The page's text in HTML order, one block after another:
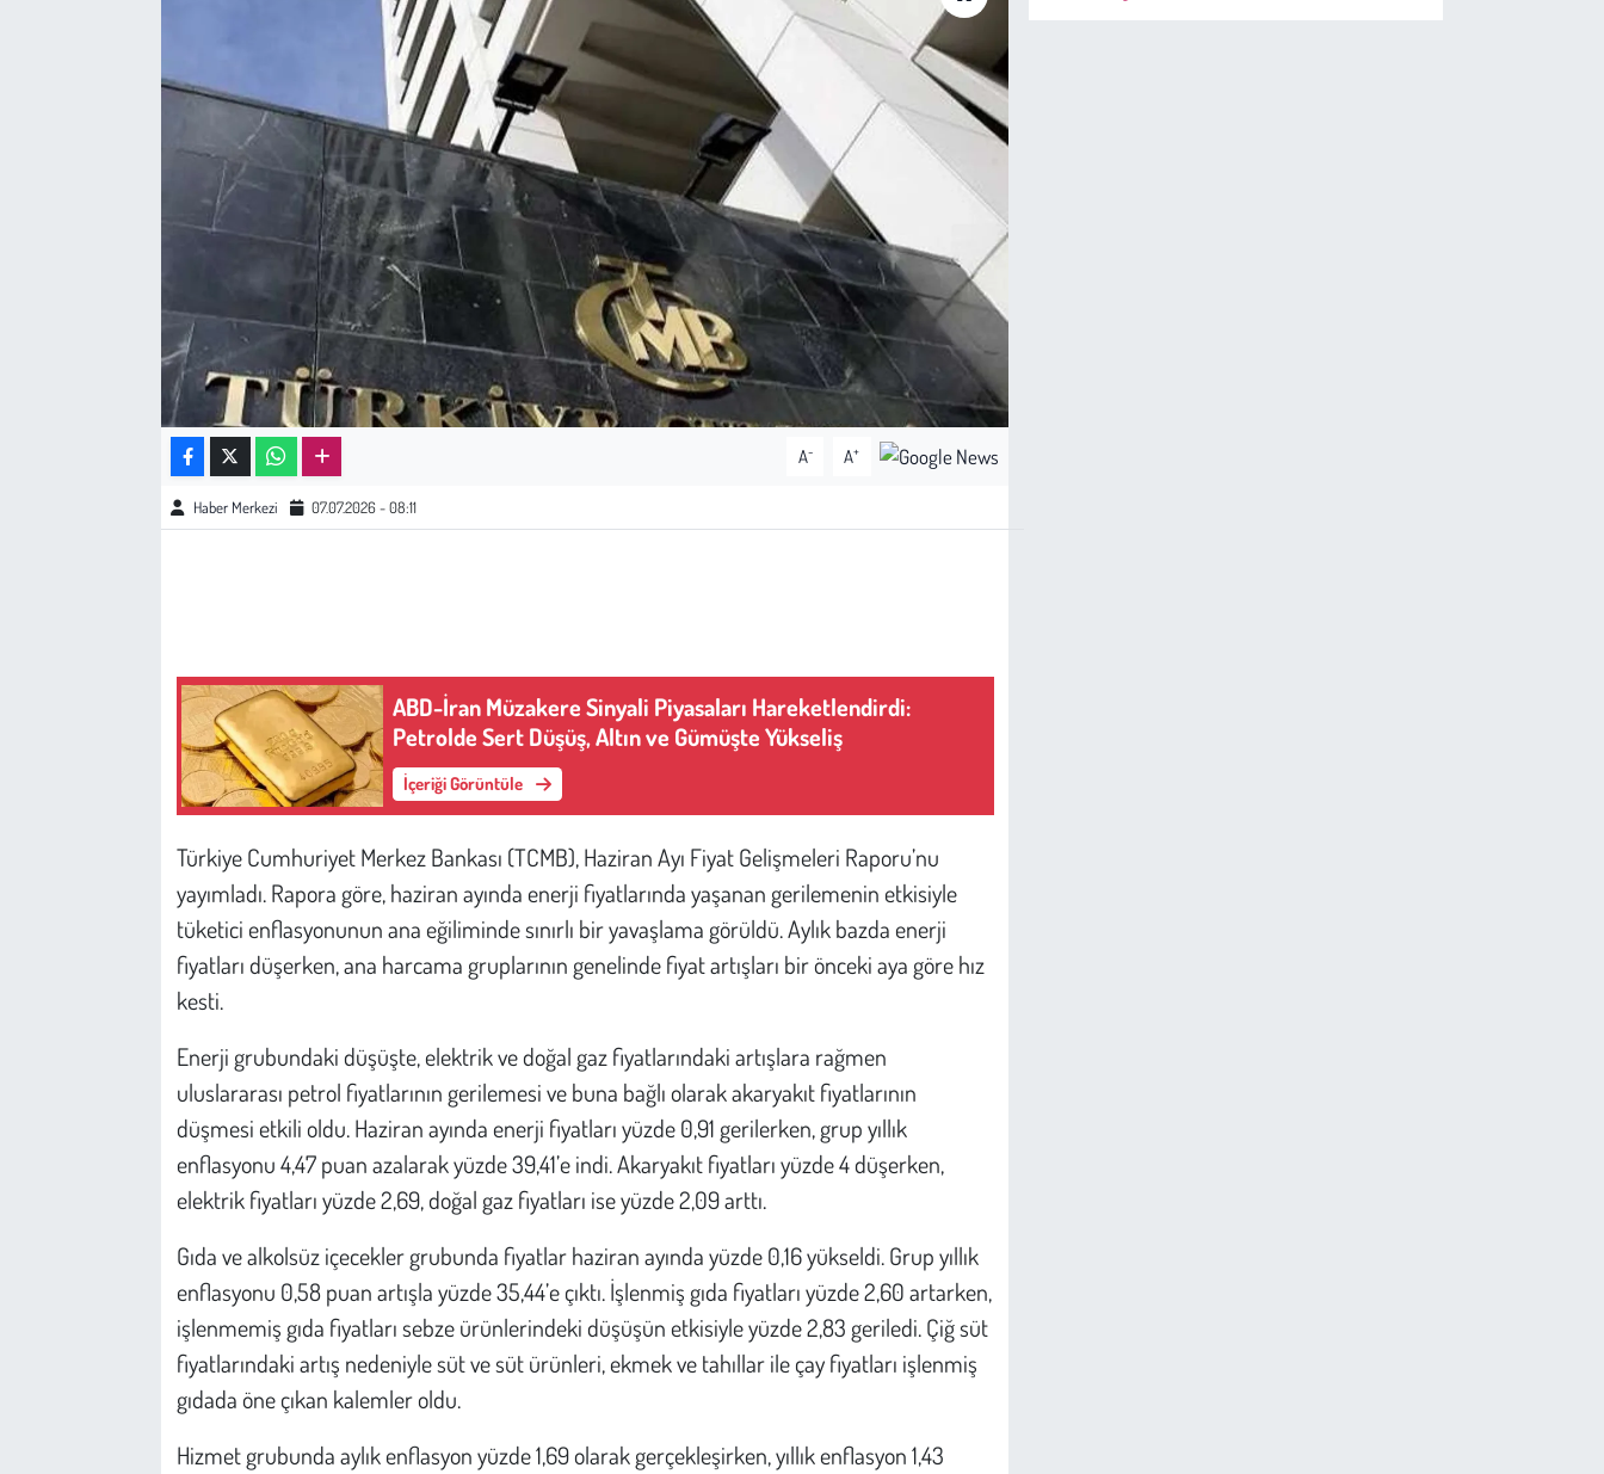
A- A+
Haber Merkezi 07.07.2026 - 08:11
ABD-İran Müzakere Sinyali Piyasaları Hareketlendirdi:
Petrolde Sert Düşüş, Altın ve Gümüşte Yükseliş
İçeriği Görüntüle
Türkiye Cumhuriyet Merkez Bankası (TCMB), Haziran Ayı Fiyat Gelişmeleri Raporu’nu
yayımladı. Rapora göre, haziran ayında enerji fiyatlarında yaşanan gerilemenin etkisiyle
tüketici enflasyonunun ana eğiliminde sınırlı bir yavaşlama görüldü. Aylık bazda enerji
fiyatları düşerken, ana harcama gruplarının genelinde fiyat artışları bir önceki aya göre hız
kesti.
Enerji grubundaki düşüşte, elektrik ve doğal gaz fiyatlarındaki artışlara rağmen
uluslararası petrol fiyatlarının gerilemesi ve buna bağlı olarak akaryakıt fiyatlarının
düşmesi etkili oldu. Haziran ayında enerji fiyatları yüzde 0,91 gerilerken, grup yıllık
enflasyonu 4,47 puan azalarak yüzde 39,41’e indi. Akaryakıt fiyatları yüzde 4 düşerken,
elektrik fiyatları yüzde 2,69, doğal gaz fiyatları ise yüzde 2,09 arttı.
Gıda ve alkolsüz içecekler grubunda fiyatlar haziran ayında yüzde 0,16 yükseldi. Grup yıllık
enflasyonu 0,58 puan artışla yüzde 35,44’e çıktı. İşlenmiş gıda fiyatları yüzde 2,60 artarken,
işlenmemiş gıda fiyatları sebze ürünlerindeki düşüşün etkisiyle yüzde 2,83 geriledi. Çiğ süt
fiyatlarındaki artış nedeniyle süt ve süt ürünleri, ekmek ve tahıllar ile çay fiyatları işlenmiş
gıdada öne çıkan kalemler oldu.
Hizmet grubunda aylık enflasyon yüzde 1,69 olarak gerçekleşirken, yıllık enflasyon 1,43
Bilim - Teknoloji
Hayvan Hakları